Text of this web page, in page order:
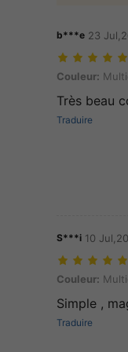
b***e 23
Couleur:
Couleur:
Très beau
Traduire
S***i 10
Couleur:
Couleur:
Simple ,
Traduire